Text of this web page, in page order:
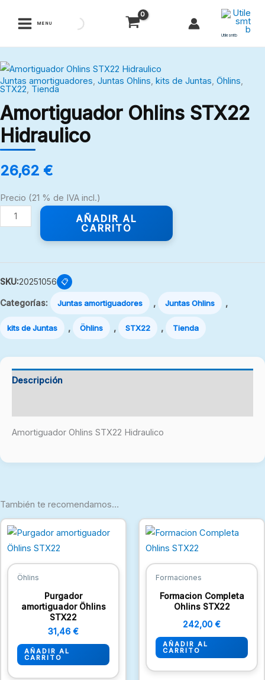
MENU
Utilesmtb
Juntas amortiguadores, Juntas Ohlins, kits de Juntas, Öhlins,
STX22, Tienda
Amortiguador Ohlins STX22
Hidraulico
26,62 €
Precio (21 % de IVA incl.)
Amortiguador
Ohlins
Hidraulico
cantidad
AÑADIR AL
CARRITO
SKU:20251056 📋
Categorías: Juntas amortiguadores , Juntas Ohlins ,
kits de Juntas , Öhlins , STX22 , Tienda
Descripción
Amortiguador Ohlins STX22 Hidraulico
También te recomendamos…
Öhlins
Purgador
amortiguador Öhlins
STX22
31,46 €
AÑADIR AL
CARRITO
Formaciones
Formacion Completa
Ohlins STX22
242,00 €
AÑADIR AL
CARRITO